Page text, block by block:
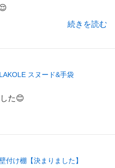
。
続きを読む
LAKOLE スヌード&手袋
た😊
付け棚【決まりました】